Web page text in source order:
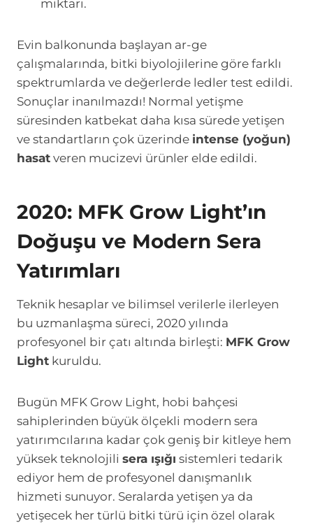
miktarı.
Evin balkonunda başlayan ar-ge
çalışmalarında, bitki biyolojilerine göre farklı
spektrumlarda ve değerlerde ledler test edildi.
Sonuçlar inanılmazdı! Normal yetişme
süresinden katbekat daha kısa sürede yetişen
ve standartların çok üzerinde intense (yoğun)
hasat veren mucizevi ürünler elde edildi.
2020: MFK Grow Light’ın
Doğuşu ve Modern Sera
Yatırımları
Teknik hesaplar ve bilimsel verilerle ilerleyen
bu uzmanlaşma süreci, 2020 yılında
profesyonel bir çatı altında birleşti: MFK Grow
Light kuruldu.
Bugün MFK Grow Light, hobi bahçesi
sahiplerinden büyük ölçekli modern sera
yatırımcılarına kadar çok geniş bir kitleye hem
yüksek teknolojili sera ışığı sistemleri tedarik
ediyor hem de profesyonel danışmanlık
hizmeti sunuyor. Seralarda yetişen ya da
yetişecek her türlü bitki türü için özel olarak